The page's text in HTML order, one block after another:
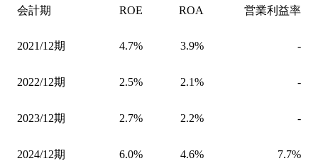
会計期 ROE ROA 営業利益率
2021/12期 4.7% 3.9% -
2022/12期 2.5% 2.1% -
2023/12期 2.7% 2.2% -
2024/12期 6.0% 4.6% 7.7%